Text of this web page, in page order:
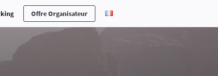
Offre Organisateur